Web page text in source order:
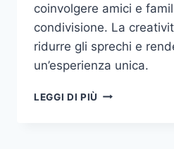
coinvolgere amici e
condivisione. La
ridurre gli sprechi e
un’esperienza unica.
LEGGI DI PIÙ CUCINA